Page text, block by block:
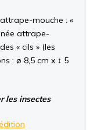
mouche : «
attrape-
« cils » (les
: ø 8,5 cm x ↕ 5
les insectes